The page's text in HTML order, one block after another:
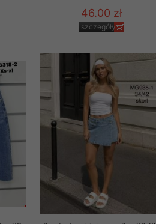
46.00 zł
szczegóły
na komputerze Klienta
internetowej
tych plików
na komputerze
zgodę. Dotyczy to w
przez nas linka
i nowościach w
danych